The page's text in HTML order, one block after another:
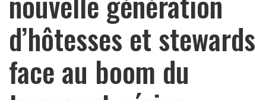
d’hôtesses et stewards
face au boom du